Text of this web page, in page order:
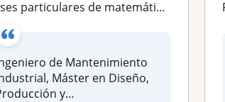
de matemáticas, física, dibujo técnico, autocad, control industrial y gestión de mantenimiento
de Mantenimiento
Máster en Diseño,
y